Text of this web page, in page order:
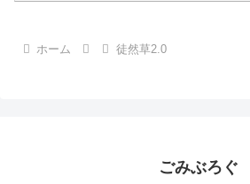
ホーム 徒然草2.0
ごみぶろぐ